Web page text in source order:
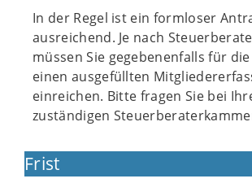
In der Regel ist ein formloser
ausreichend. Je nach
müssen Sie gegebenenfalls für
einen ausgefüllten
einreichen. Bitte fragen Sie bei
zuständigen
Frist